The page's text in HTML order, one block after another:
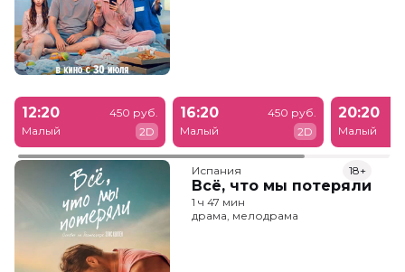
12:20
Малый
450 руб.
2D
16:20
Малый
450 руб.
2D
20:20
Малый
Испания
Всё, что мы потеряли
18+
1 ч 47 мин
драма, мелодрама